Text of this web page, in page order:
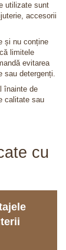
utilizate sunt
accesorii
și nu conține
limitele
evitarea
sau detergenți.
înainte de
calitate sau
cu